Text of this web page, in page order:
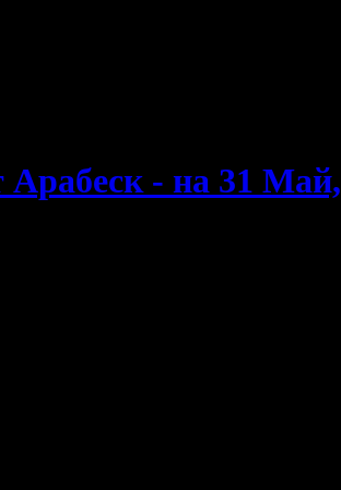
- на 31